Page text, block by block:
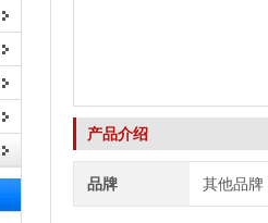
产品介绍
品牌 其他品牌